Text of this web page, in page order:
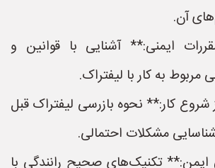
آن.
ایمنی:** آشنایی با قوانین و
مربوط به کار با لیفتراک.
کار:** نحوه بازرسی لیفتراک قبل
مشکلات احتمالی.
ایمن:** تکنیک‌های صحیح رانندگی با